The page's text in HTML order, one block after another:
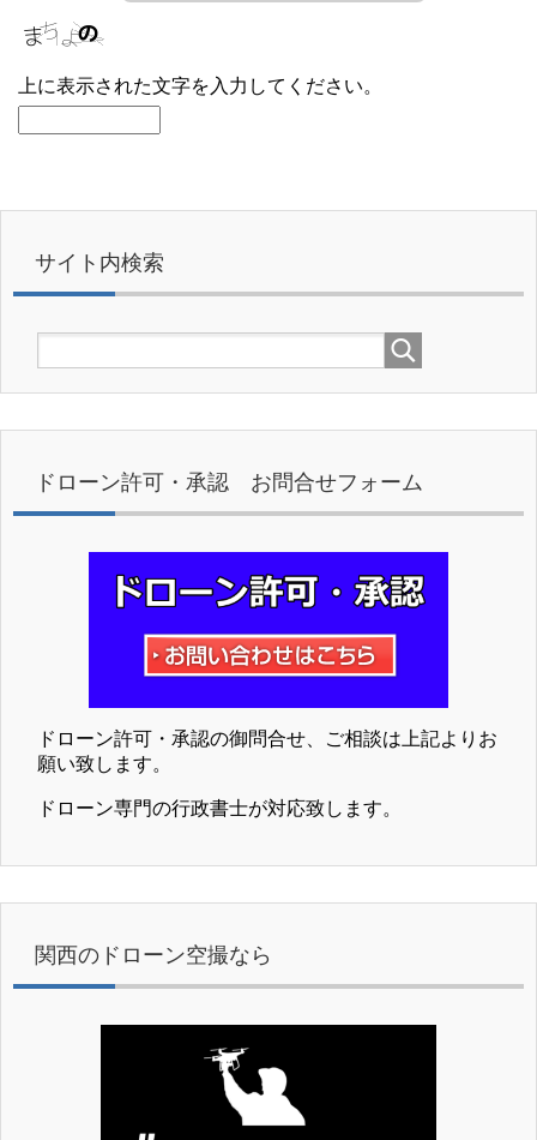
上に表示された文字を入力してください。
サイト内検索
ドローン許可・承認 お問合せフォーム
ドローン許可・承認の御問合せ、ご相談は上記よりお
願い致します。
ドローン専門の行政書士が対応致します。
関西のドローン空撮なら